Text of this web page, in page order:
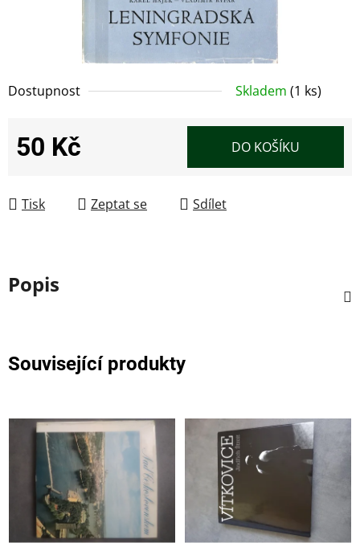
Dostupnost Skladem (1 ks)
50 Kč DO KOŠÍKU
Tisk Zeptat se Sdílet
Popis
Související produkty